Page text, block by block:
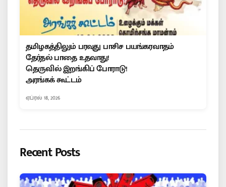
தமிழகத்திலும் பரவுது பாசிச பயங்கரவாதம்
தேர்தல் பாதை உதவாது!
தெருவில் இறங்கிப் போராடு!
அரங்கக் கூட்டம்
ஏப்ரல் 18, 2026
Recent Posts